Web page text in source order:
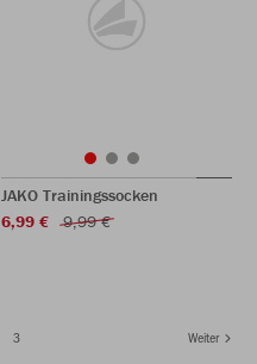
JAKO Trainingssocken
6,99 €
9,99 €
3 Weiter